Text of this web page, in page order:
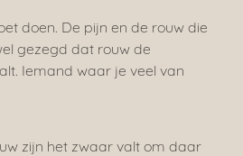
doen. De pijn en de rouw die
gezegd dat rouw de
Iemand waar je veel van
zijn het zwaar valt om daar